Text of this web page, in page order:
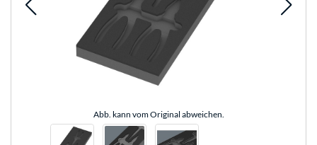
Abb. kann vom Original abweichen.